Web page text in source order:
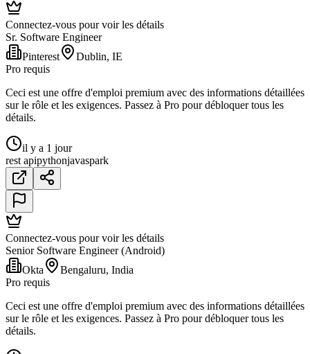
Connectez-vous pour voir les détails
Sr. Software Engineer
Pinterest
Dublin, IE
Pro requis
Ceci est une offre d'emploi premium avec des informations détaillées
sur le rôle et les exigences. Passez à Pro pour débloquer tous les
détails.
il y a 1 jour
rest apipythonjavaspark
Connectez-vous pour voir les détails
Senior Software Engineer (Android)
Okta
Bengaluru, India
Pro requis
Ceci est une offre d'emploi premium avec des informations détaillées
sur le rôle et les exigences. Passez à Pro pour débloquer tous les
détails.